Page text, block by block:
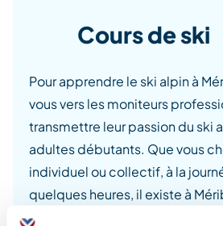
Cours de ski
Pour apprendre le ski alpin à
vous vers les moniteurs
transmettre leur passion du ski
adultes débutants. Que vous
individuel ou collectif, à la
quelques heures, il existe à
nombreuses formules pour